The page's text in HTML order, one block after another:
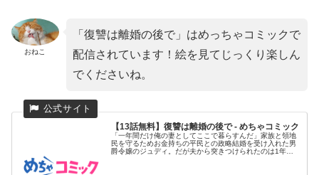
おねこ
「復讐は離婚の後で」はめっちゃコミックで
配信されています！絵を見てじっくり楽しん
でくださいね。
【13話無料】復讐は離婚の後で - めちゃコミック
「一年間だけ俺の妻としてここで暮らすんだ」家族と領地
民を守るためお金持ちの平民との政略結婚を受け入れた男
爵令嬢のジュディ。だが夫から突きつけられたのは1年後